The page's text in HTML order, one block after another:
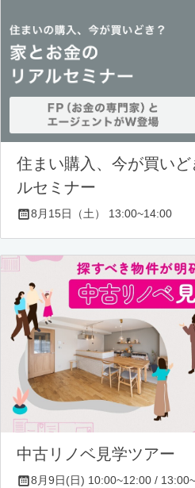
住まい購入、今が買い
ルセミナー
8月15日（土） 13:00~14:00
中古リノベ見学ツアー
8月9日(日) 10:00~12:00 /